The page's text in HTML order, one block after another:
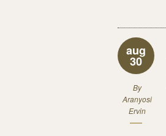
aug
30
By
Aranyosi
Ervin